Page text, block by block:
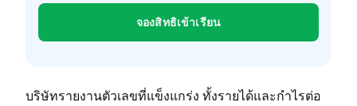
จองสิทธิเข้าเรียน
บริษัทรายงานตัวเลขที่แข็งแกร่ง ทั้งรายได้และกำไรต่อ